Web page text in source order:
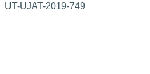
UT-UJAT-2019-749